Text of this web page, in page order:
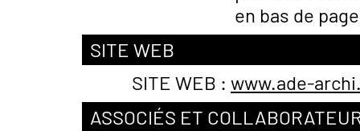
en bas de
SITE WEB
SITE WEB : www.ade-
ASSOCIÉS ET